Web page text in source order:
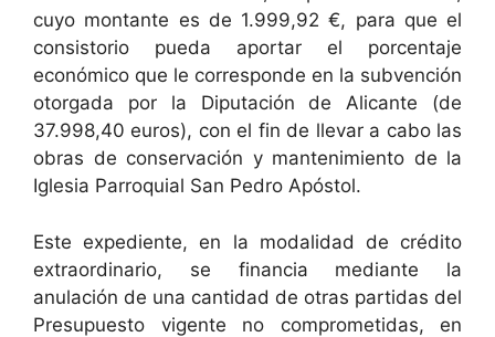
cuyo montante es de 1.999,92 €, para que el
consistorio pueda aportar el porcentaje
económico que le corresponde en la subvención
otorgada por la Diputación de Alicante (de
37.998,40 euros), con el fin de llevar a cabo las
obras de conservación y mantenimiento de la
Iglesia Parroquial San Pedro Apóstol.
Este expediente, en la modalidad de crédito
extraordinario, se financia mediante la
anulación de una cantidad de otras partidas del
Presupuesto vigente no comprometidas, en